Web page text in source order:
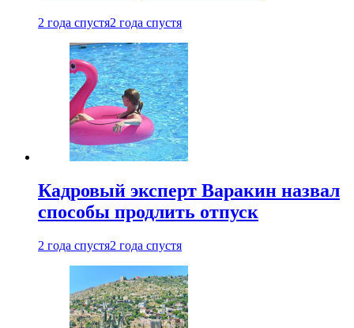
2 года спустя2 года спустя
Кадровый эксперт Варакин назвал
способы продлить отпуск
2 года спустя2 года спустя